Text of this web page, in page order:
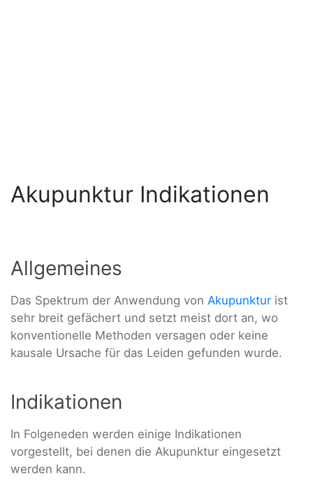
Akupunktur Indikationen
Allgemeines
Das Spektrum der Anwendung von Akupunktur ist
sehr breit gefächert und setzt meist dort an, wo
konventionelle Methoden versagen oder keine
kausale Ursache für das Leiden gefunden wurde.
Indikationen
In Folgeneden werden einige Indikationen
vorgestellt, bei denen die Akupunktur eingesetzt
werden kann.